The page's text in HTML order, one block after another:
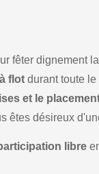
fêter dignement
flot durant toute
et le
êtes désireux
libre